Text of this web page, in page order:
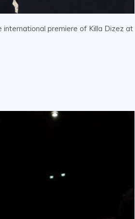
international premiere of Killa Dizez at